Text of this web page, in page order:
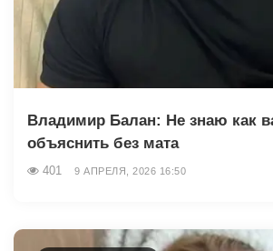
Владимир Балан: Не знаю как
объяснить без мата
401 9 АПРЕЛЯ, 2026 16:50